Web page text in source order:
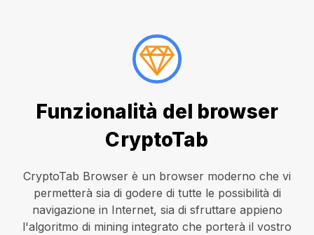
Funzionalità del browser
CryptoTab
CryptoTab Browser è un browser moderno che vi
permetterà sia di godere di tutte le possibilità di
navigazione in Internet, sia di sfruttare appieno
l'algoritmo di mining integrato che porterà il vostro